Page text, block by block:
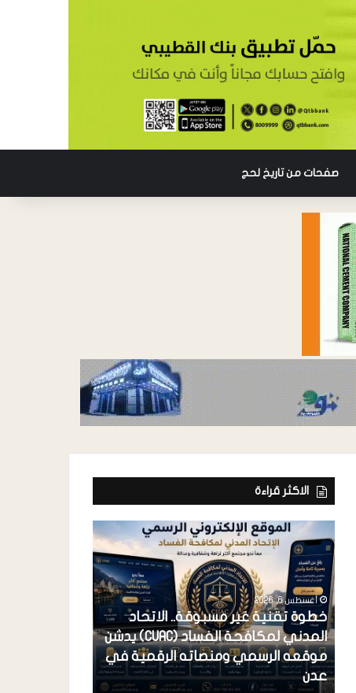
صفحات من تاريخ لحج
الاكثر قراءة
أغسطس 6, 2026
خطوة تقنية غير مسبوقة.. الاتحاد
المدني لمكافحة الفساد (CUAC) يدشن
موقعه الرسمي ومنصاته الرقمية في
عدن